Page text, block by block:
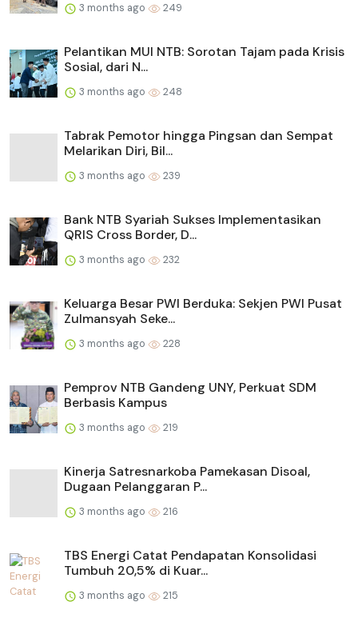
3 months ago 249
Pelantikan MUI NTB: Sorotan Tajam pada Krisis
Sosial, dari N...
3 months ago 248
Tabrak Pemotor hingga Pingsan dan Sempat
Melarikan Diri, Bil...
3 months ago 239
Bank NTB Syariah Sukses Implementasikan
QRIS Cross Border, D...
3 months ago 232
Keluarga Besar PWI Berduka: Sekjen PWI Pusat
Zulmansyah Seke...
3 months ago 228
Pemprov NTB Gandeng UNY, Perkuat SDM
Berbasis Kampus
3 months ago 219
Kinerja Satresnarkoba Pamekasan Disoal,
Dugaan Pelanggaran P...
3 months ago 216
TBS Energi Catat Pendapatan Konsolidasi
Tumbuh 20,5% di Kuar...
3 months ago 215